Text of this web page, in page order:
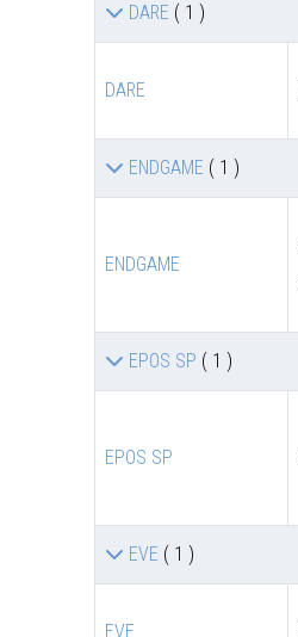
DARE ( 1 )
DARE
ENDGAME ( 1 )
ENDGAME
EPOS SP ( 1 )
EPOS SP
EVE ( 1 )
EVE